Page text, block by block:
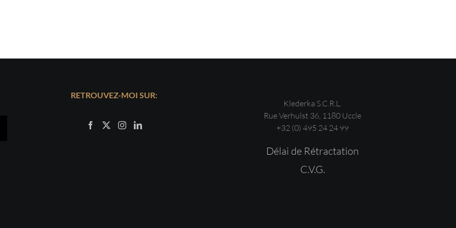
RETROUVEZ-MOI SUR:
Klederka S.C.R.L.
Rue Verhulst 36, 1180 Uccle
+32 (0) 495 24 24 99
Délai de Rétractation
C.V.G.